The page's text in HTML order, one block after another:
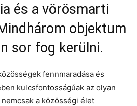
és a vörösmarti
objektum
sor fog kerülni.
fennmaradása és
kulcsfontosságúak az olyan
a közösségi élet